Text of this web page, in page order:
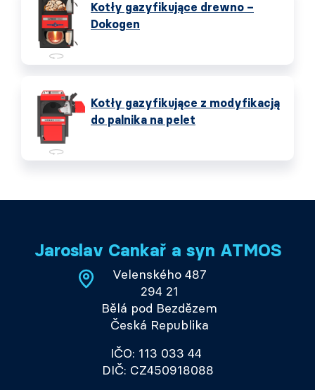
Kotły gazyfikujące drewno –
Dokogen
Kotły gazyfikujące z modyfikacją
do palnika na pelet
Jaroslav Cankař a syn ATMOS
Velenského 487
294 21
Bělá pod Bezdězem
Česká Republika
IČO: 113 033 44
DIČ: CZ450918088